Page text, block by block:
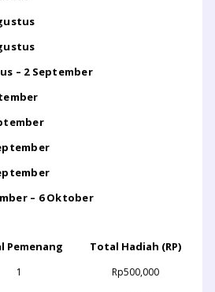
– 2 September
– 6 Oktober
Pemenang Total Hadiah (RP)
1 Rp500,000